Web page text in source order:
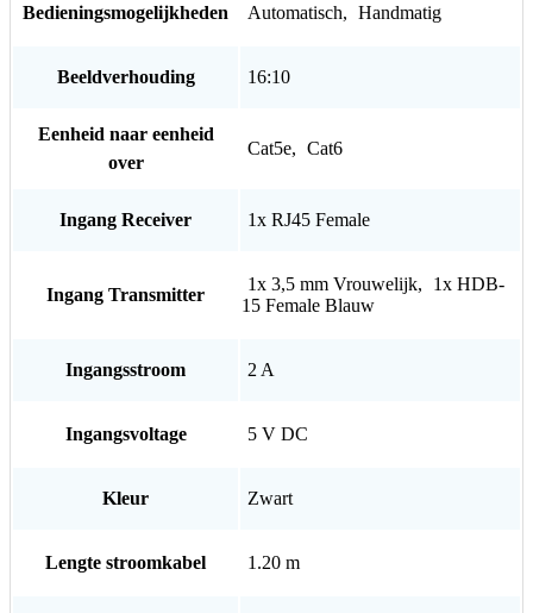
Bedieningsmogelijkheden Automatisch, Handmatig
Beeldverhouding 16:10
Eenheid naar eenheid
over
Cat5e, Cat6
Ingang Receiver 1x RJ45 Female
Ingang Transmitter
1x 3,5 mm Vrouwelijk,
1x HDB-
15 Female Blauw
Ingangsstroom 2 A
Ingangsvoltage 5 V DC
Kleur Zwart
Lengte stroomkabel 1.20 m